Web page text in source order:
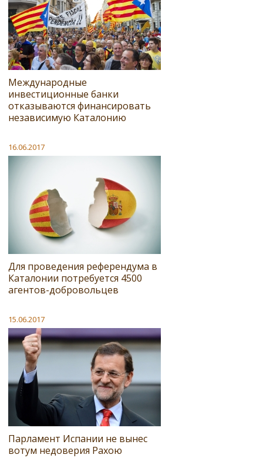
Международные
инвестиционные банки
отказываются финансировать
независимую Каталонию
16.06.2017
Для проведения референдума в
Каталонии потребуется 4500
агентов-добровольцев
15.06.2017
Парламент Испании не вынес
вотум недоверия Рахою